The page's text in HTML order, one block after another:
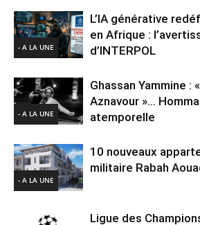
- A LA UNE
L’IA générative
en Afrique :
d’INTERPOL
- A LA UNE
Ghassan Yammine :
Aznavour »…
atemporelle
- A LA UNE
10 nouveaux
militaire Rabah
Ligue des